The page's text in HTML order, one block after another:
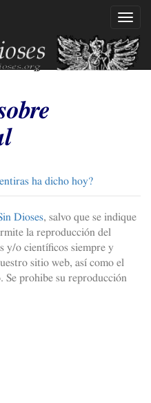
ha dicho hoy?
Dioses, salvo que se indique
la reproducción del
y/o científicos siempre y
sitio web, así como el
Se prohibe su reproducción